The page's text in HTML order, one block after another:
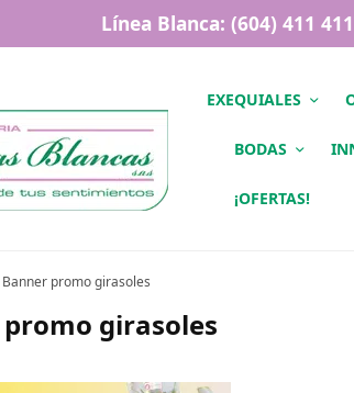
Línea Blanca: (604) 411
EXEQUIALES
BODAS
¡OFERTAS!
Banner promo girasoles
girasoles